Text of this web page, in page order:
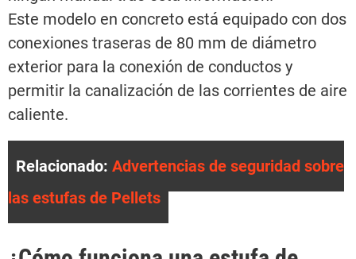
Este modelo en concreto está equipado con dos
conexiones traseras de 80 mm de diámetro
exterior para la conexión de conductos y
permitir la canalización de las corrientes de aire
caliente.
Relacionado: Advertencias de seguridad sobre
las estufas de Pellets